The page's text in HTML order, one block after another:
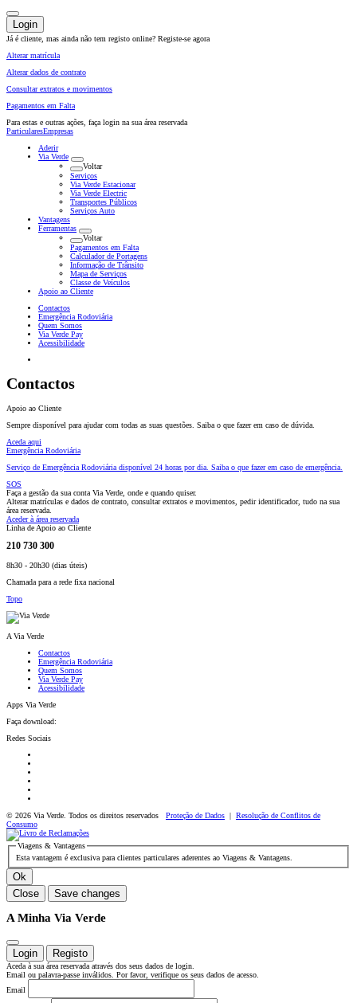
Login
Já é cliente, mas ainda não tem registo online? Registe-se agora
Alterar matrícula
Alterar dados de contrato
Consultar extratos e movimentos
Pagamentos em Falta
Para estas e outras ações, faça login na sua área reservada
ParticularesEmpresas
Aderir
Via Verde
Voltar
Serviços
Via Verde Estacionar
Via Verde Electric
Transportes Públicos
Serviços Auto
Vantagens
Ferramentas
Voltar
Pagamentos em Falta
Calculador de Portagens
Informação de Trânsito
Mapa de Serviços
Classe de Veículos
Apoio ao Cliente
Contactos
Emergência Rodoviária
Quem Somos
Via Verde Pay
Acessibilidade
Contactos
Apoio ao Cliente
Sempre disponível para ajudar com todas as suas questões. Saiba o que fazer em caso de dúvida.
Aceda aqui
Emergência Rodoviária
Serviço de Emergência Rodoviária disponível 24 horas por dia. Saiba o que fazer em caso de emergência.
SOS
Faça a gestão da sua conta Via Verde, onde e quando quiser.
Alterar matrículas e dados de contrato, consultar extratos e movimentos, pedir identificador, tudo na sua
área reservada.
Aceder à área reservada
Linha de Apoio ao Cliente
210 730 300
8h30 - 20h30 (dias úteis)
Chamada para a rede fixa nacional
Topo
A Via Verde
Contactos
Emergência Rodoviária
Quem Somos
Via Verde Pay
Acessibilidade
Apps Via Verde
Faça download:
Redes Sociais
© 2026 Via Verde. Todos os direitos reservados Proteção de Dados | Resolução de Conflitos de
Consumo
Viagens & Vantagens
Esta vantagem é exclusiva para clientes particulares aderentes ao Viagens & Vantagens.
Ok
Close
Save changes
A Minha Via Verde
Login Registo
Aceda à sua área reservada através dos seus dados de login.
Email ou palavra-passe inválidos. Por favor, verifique os seus dados de acesso.
Email